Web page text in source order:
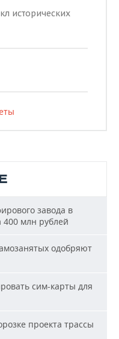
исторических
завода в
400 млн рублей
одобряют
сим-карты для
проекта трассы